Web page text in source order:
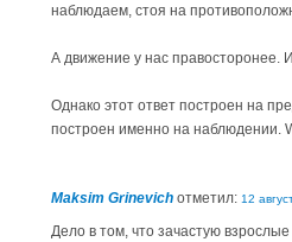
наблюдаем, стоя на
А движение у нас правосторонее.
Однако этот ответ построен на
построен именно на наблюдении.
Maksim Grinevich отметил: 12
Дело в том, что зачастую